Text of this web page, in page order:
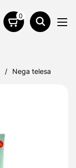
0
/ Nega telesa